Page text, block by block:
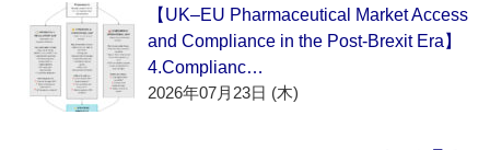
【UK–EU Pharmaceutical Market Access
and Compliance in the Post-Brexit Era】
4.Complianc…
2026年07月23日 (木)